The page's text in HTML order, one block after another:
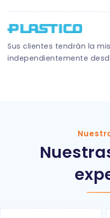
Sus clientes tendrán la
independientemente